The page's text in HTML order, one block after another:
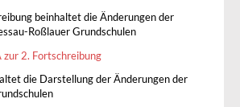
beinhaltet die Änderungen der
Roßlauer Grundschulen
zur 2. Fortschreibung
die Darstellung der Änderungen der